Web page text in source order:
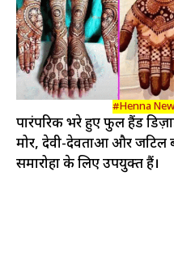
#Henna
पारंपरिक भरे हुए फुल हैंड
मोर, देवी-देवताओं और जटिल
समारोहों के लिए उपयुक्त हैं।